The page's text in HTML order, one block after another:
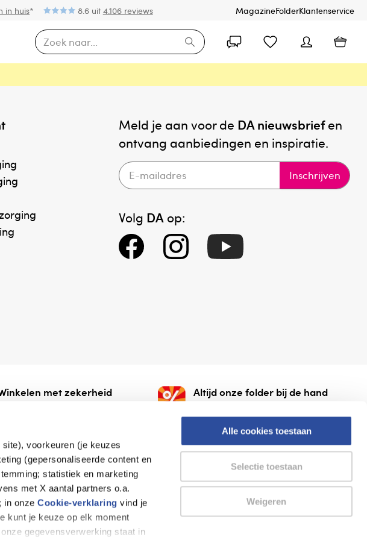
voorkeuren (je keuzes
(gepersonaliseerde content en
statistiek en marketing
met X aantal partners o.a.
in onzeCookie-verklaring vind je
kunt je keuze op elk moment
gegevensverwerking staat in
Alle cookies toestaan
Selectie toestaan
Weigeren
in huis* 8.6 uit4.106 reviews MagazineFolderKlantenservice
Meld je aan voor de DA nieuwsbriefen
ontvang aanbiedingen en inspiratie.
Inschrijven
Volg DA op:
met zekerheid Altijd onze folder bij de hand
AlleFolders.
verklaring Thuiswinkel waarborg